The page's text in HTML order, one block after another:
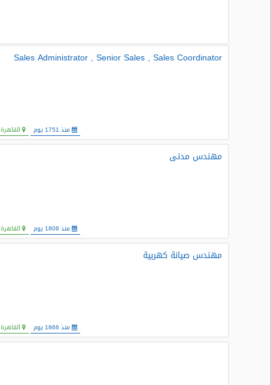
Sales Administrator , Senior Sales , Sales Coordinator
منذ 1751 يوم القاهرة
مهندس مدنى
منذ 1806 يوم القاهرة
مهندس صيانة كهربية
منذ 1866 يوم القاهرة